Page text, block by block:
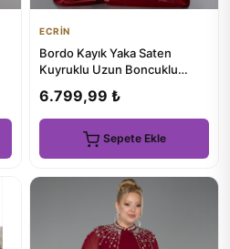
ECRİN
Bordo Kayık Yaka Saten
Kuyruklu Uzun Boncuklu
6.799,99 ₺
Sepete Ekle